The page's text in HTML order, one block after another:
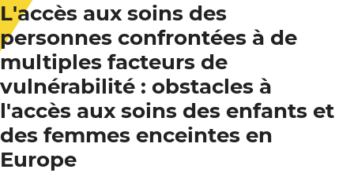
L'accès aux soins des
personnes confrontées à de
multiples facteurs de
vulnérabilité : obstacles à
l'accès aux soins des enfants et
des femmes enceintes en
Europe